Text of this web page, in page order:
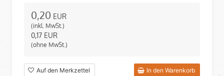
0,20 EUR
(inkl. MwSt.)
0,17 EUR
(ohne MwSt.)
Auf den Merkzettel In den Warenkorb